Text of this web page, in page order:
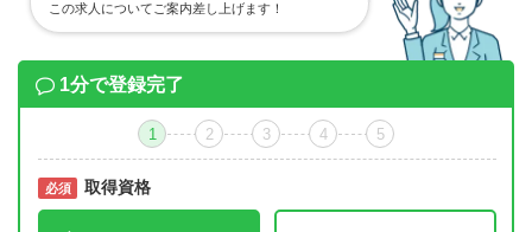
この求人についてご案内差し上げます！
1分で登録完了
1 2 3 4 5
必須 取得資格